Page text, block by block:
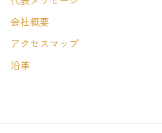
会社概要
アクセスマップ
沿革